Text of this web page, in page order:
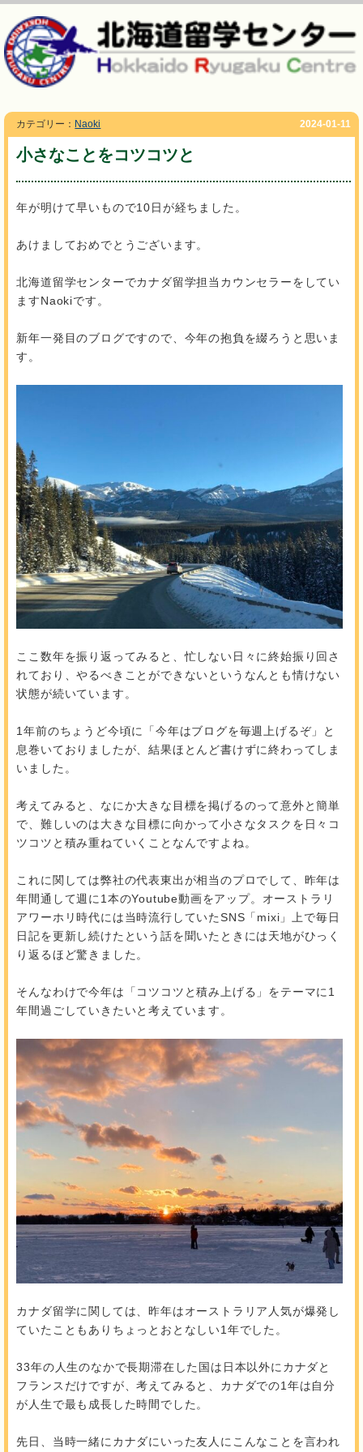
カテゴリー： Naoki 2024-01-11
小さなことをコツコツと
年が明けて早いもので10日が経ちました。
あけましておめでとうございます。
北海道留学センターでカナダ留学担当カウンセラーをしてい
ますNaokiです。
新年一発目のブログですので、今年の抱負を綴ろうと思いま
す。
ここ数年を振り返ってみると、忙しない日々に終始振り回さ
れており、やるべきことができないというなんとも情けない
状態が続いています。
1年前のちょうど今頃に「今年はブログを毎週上げるぞ」と
息巻いておりましたが、結果ほとんど書けずに終わってしま
いました。
考えてみると、なにか大きな目標を掲げるのって意外と簡単
で、難しいのは大きな目標に向かって小さなタスクを日々コ
ツコツと積み重ねていくことなんですよね。
これに関しては弊社の代表東出が相当のプロでして、昨年は
年間通して週に1本のYoutube動画をアップ。オーストラリ
アワーホリ時代には当時流行していたSNS「mixi」上で毎日
日記を更新し続けたという話を聞いたときには天地がひっく
り返るほど驚きました。
そんなわけで今年は「コツコツと積み上げる」をテーマに1
年間過ごしていきたいと考えています。
カナダ留学に関しては、昨年はオーストラリア人気が爆発し
ていたこともありちょっとおとなしい1年でした。
33年の人生のなかで長期滞在した国は日本以外にカナダと
フランスだけですが、考えてみると、カナダでの1年は自分
が人生で最も成長した時間でした。
先日、当時一緒にカナダにいった友人にこんなことを言われ